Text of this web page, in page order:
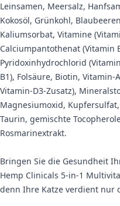
Leinsamen, Meersalz,
Kokosöl, Grünkohl,
Kaliumsorbat, Vitamine
Calciumpantothenat (Vitamin
Pyridoxinhydrochlorid
B1), Folsäure, Biotin, Vitamin-
Vitamin-D3-Zusatz),
Magnesiumoxid,
Taurin, gemischte
Rosmarinextrakt.
Bringen Sie die Gesundheit
Hemp Clinicals 5-in-1
denn Ihre Katze verdient nur